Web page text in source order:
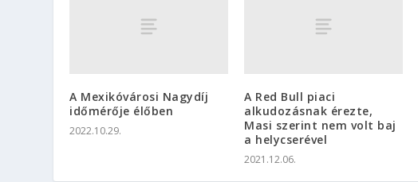
A Mexikóvárosi Nagydíj
időmérője élőben
2022.10.29.
A Red Bull piaci
alkudozásnak érezte,
Masi szerint nem volt baj
a helycserével
2021.12.06.